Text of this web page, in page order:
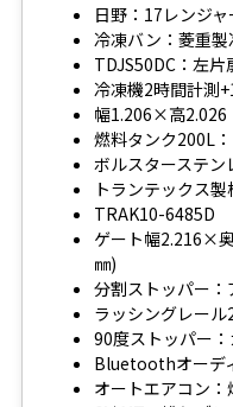
日野：17レンジャ
冷凍バン：菱重製
TDJS50DC：左片
冷凍機2時間計測
幅1.206×高
燃料タンク200L
ボルスターステン
トランテックス
TRAK10-6485D
ゲート幅2.216×
㎜)
分割ストッパー
ラッシングレー
90度ストッパー
Bluetoothオーデ
オートエアコン